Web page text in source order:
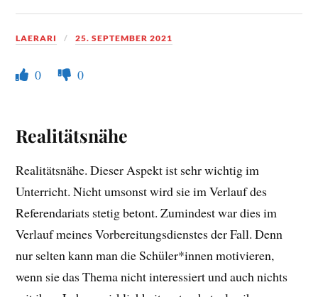
LAERARI 25. SEPTEMBER 2021
0 0
Realitätsnähe
Realitätsnähe. Dieser Aspekt ist sehr wichtig im
Unterricht. Nicht umsonst wird sie im Verlauf des
Referendariats stetig betont. Zumindest war dies im
Verlauf meines Vorbereitungsdienstes der Fall. Denn
nur selten kann man die Schüler*innen motivieren,
wenn sie das Thema nicht interessiert und auch nichts